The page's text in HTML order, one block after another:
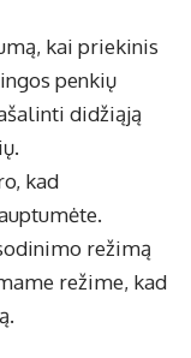
kai priekinis
penkių
didžiąją
kad
režimą
režime, kad